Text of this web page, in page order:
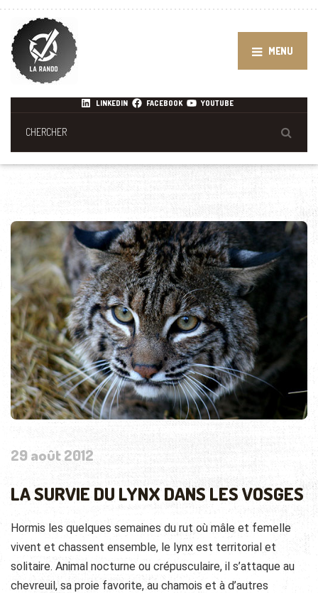
MENU
LINKEDIN FACEBOOK YOUTUBE
29 août 2012
LA SURVIE DU LYNX DANS LES VOSGES
Hormis les quelques semaines du rut où mâle et femelle
vivent et chassent ensemble, le lynx est territorial et
solitaire. Animal nocturne ou crépusculaire, il s’attaque au
chevreuil, sa proie favorite, au chamois et à d’autres